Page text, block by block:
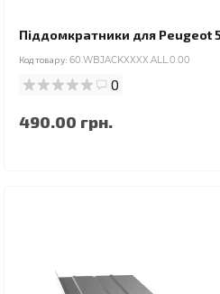
Піддомкратники для Peugeot
Код товару: 60.WBJACKXXXX.ALL.0.00
0
490.00 грн.